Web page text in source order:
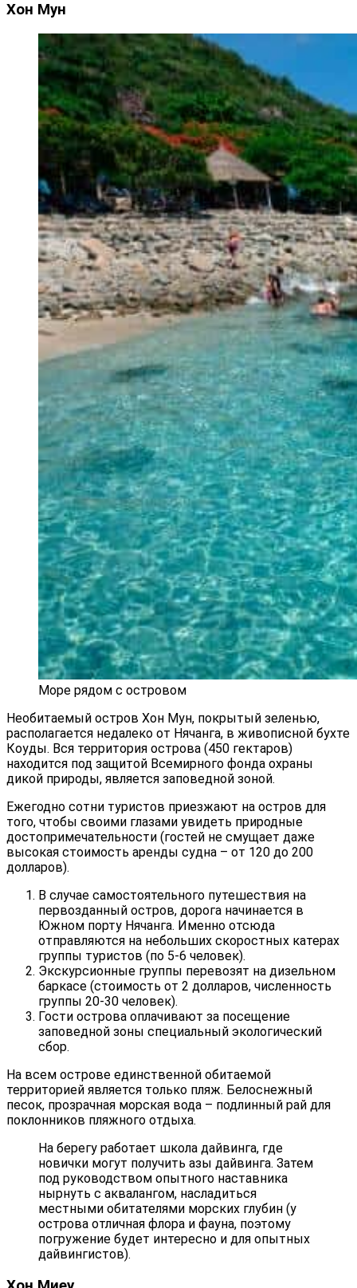
Хон Мун
Море рядом с островом
Необитаемый остров Хон Мун, покрытый зеленью,
располагается недалеко от Нячанга, в живописной бухте
Коуды. Вся территория острова (450 гектаров)
находится под защитой Всемирного фонда охраны
дикой природы, является заповедной зоной.
Ежегодно сотни туристов приезжают на остров для
того, чтобы своими глазами увидеть природные
достопримечательности (гостей не смущает даже
высокая стоимость аренды судна – от 120 до 200
долларов).
В случае самостоятельного путешествия на
первозданный остров, дорога начинается в
Южном порту Нячанга. Именно отсюда
отправляются на небольших скоростных катерах
группы туристов (по 5-6 человек).
Экскурсионные группы перевозят на дизельном
баркасе (стоимость от 2 долларов, численность
группы 20-30 человек).
Гости острова оплачивают за посещение
заповедной зоны специальный экологический
сбор.
На всем острове единственной обитаемой
территорией является только пляж. Белоснежный
песок, прозрачная морская вода – подлинный рай для
поклонников пляжного отдыха.
На берегу работает школа дайвинга, где
новички могут получить азы дайвинга. Затем
под руководством опытного наставника
нырнуть с аквалангом, насладиться
местными обитателями морских глубин (у
острова отличная флора и фауна, поэтому
погружение будет интересно и для опытных
дайвингистов).